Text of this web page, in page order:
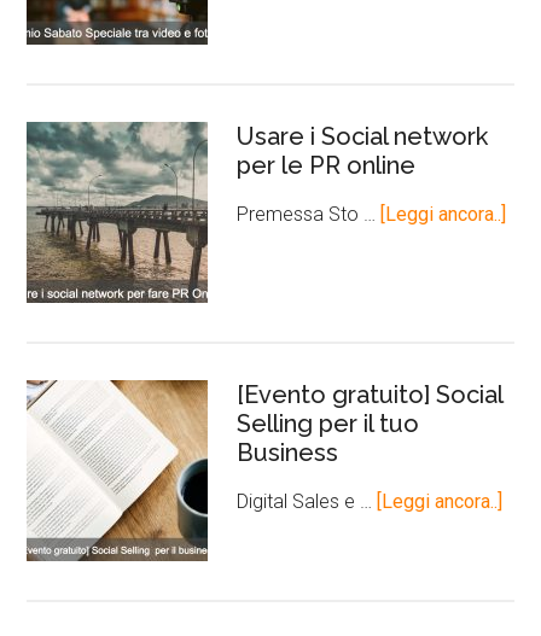
Usare i Social network
per le PR online
Premessa Sto … [Leggi ancora..]
[Evento gratuito] Social
Selling per il tuo
Business
Digital Sales e … [Leggi ancora..]